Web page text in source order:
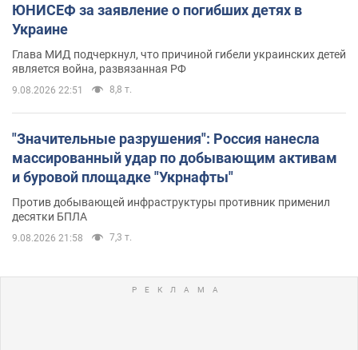
ЮНИСЕФ за заявление о погибших детях в
Украине
Глава МИД подчеркнул, что причиной гибели украинских детей
является война, развязанная РФ
9.08.2026 22:51 8,8 т.
"Значительные разрушения": Россия нанесла
массированный удар по добывающим активам
и буровой площадке "Укрнафты"
Против добывающей инфраструктуры противник применил
десятки БПЛА
9.08.2026 21:58 7,3 т.